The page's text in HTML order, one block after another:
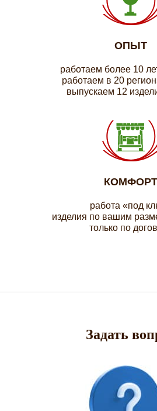
ОПЫТ
работаем более 10
работаем в 20
выпускаем 12
КОМФОРТ
работа «под
изделия по вашим
только по
Задать